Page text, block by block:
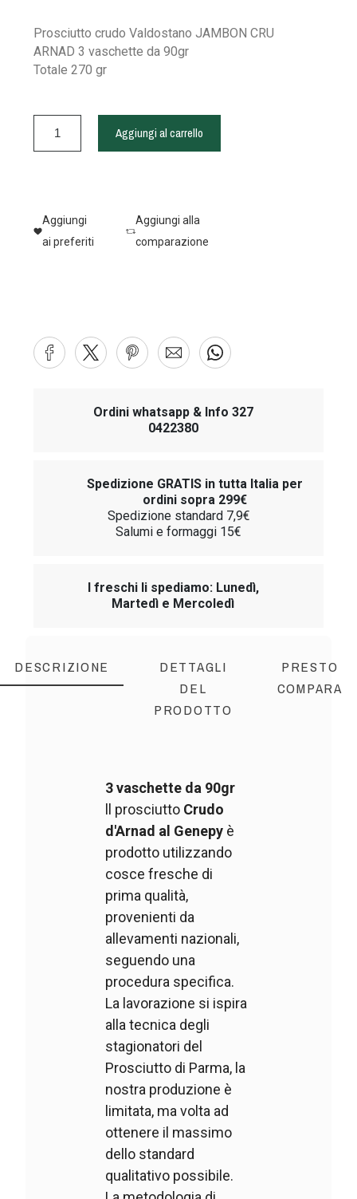
Prosciutto crudo Valdostano JAMBON CRU
ARNAD 3 vaschette da 90gr
Totale 270 gr
Aggiungi al carrello
Aggiungi
ai preferiti
Aggiungi alla
comparazione
Ordini whatsapp & Info 327
0422380
Spedizione GRATIS in tutta Italia per
ordini sopra 299€
Spedizione standard 7,9€
Salumi e formaggi 15€
I freschi li spediamo: Lunedì,
Martedì e Mercoledì
DESCRIZIONE
DETTAGLI
DEL
PRODOTTO
PRESTO
COMPARA
3 vaschette da 90gr
ll prosciutto Crudo
d'Arnad al Genepy è
prodotto utilizzando
cosce fresche di
prima qualità,
provenienti da
allevamenti nazionali,
seguendo una
procedura specifica.
La lavorazione si ispira
alla tecnica degli
stagionatori del
Prosciutto di Parma, la
nostra produzione è
limitata, ma volta ad
ottenere il massimo
dello standard
qualitativo possibile.